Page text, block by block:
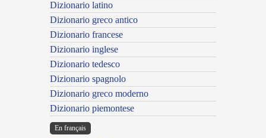
Dizionario latino
Dizionario greco antico
Dizionario francese
Dizionario inglese
Dizionario tedesco
Dizionario spagnolo
Dizionario greco moderno
Dizionario piemontese
En français